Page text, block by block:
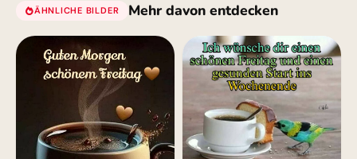
ÄHNLICHE BILDER Mehr davon entdecken